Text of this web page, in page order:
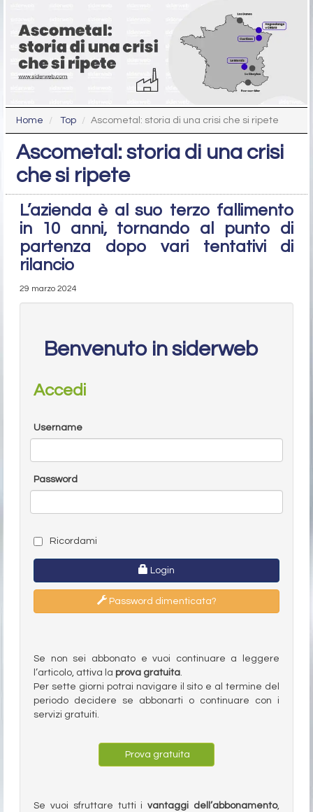
Home Top Ascometal: storia di una crisi che si ripete
Ascometal: storia di una crisi
che si ripete
L’azienda è al suo terzo fallimento
in 10 anni, tornando al punto di
partenza dopo vari tentativi di
rilancio
29 marzo 2024
Benvenuto in siderweb
Accedi
Username
Password
Ricordami
Login
Password dimenticata?
Se non sei abbonato e vuoi continuare a leggere
l’articolo, attiva la prova gratuita.
Per sette giorni potrai navigare il sito e al termine del
periodo decidere se abbonarti o continuare con i
servizi gratuiti.
Prova gratuita
Se vuoi sfruttare tutti ivantaggi dell’abbonamento,